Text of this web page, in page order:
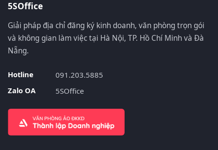
5SOffice
Giải pháp địa chỉ đăng ký kinh doanh, văn phòng trọn gói
và không gian làm việc tại Hà Nội, TP. Hồ Chí Minh và Đà
Nẵng.
Hotline
091.203.5885
Zalo OA
5SOffice